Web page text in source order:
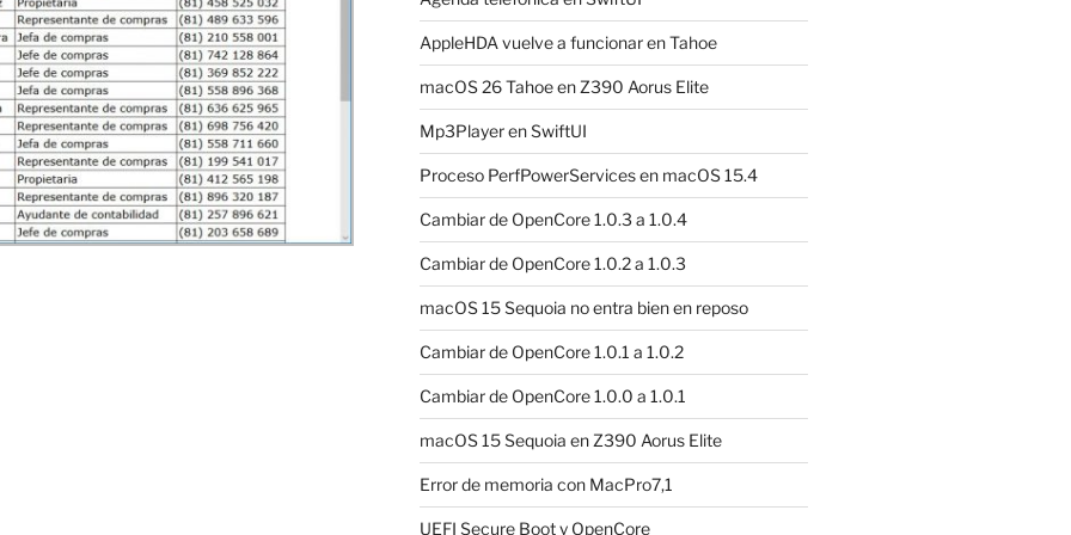
AppleHDA vuelve a funcionar en Tahoe
macOS 26 Tahoe en Z390 Aorus Elite
Mp3Player en SwiftUI
Proceso PerfPowerServices en macOS 15.4
Cambiar de OpenCore 1.0.3 a 1.0.4
Cambiar de OpenCore 1.0.2 a 1.0.3
macOS 15 Sequoia no entra bien en reposo
Cambiar de OpenCore 1.0.1 a 1.0.2
Cambiar de OpenCore 1.0.0 a 1.0.1
macOS 15 Sequoia en Z390 Aorus Elite
Error de memoria con MacPro7,1
UEFI Secure Boot y OpenCore